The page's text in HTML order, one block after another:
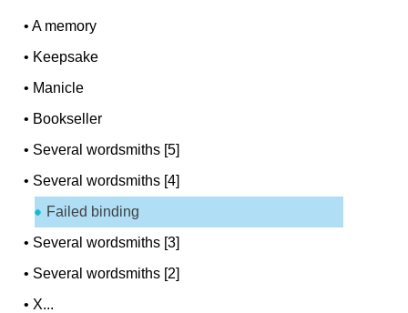
•A memory
• Keepsake
• Manicle
• Bookseller
• Several wordsmiths [5]
• Several wordsmiths [4]
Failed binding
• Several wordsmiths [3]
• Several wordsmiths [2]
• X...